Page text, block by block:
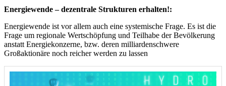
Energiewende – dezentrale Strukturen erhalten!:
Energiewende ist vor allem auch eine systemische Frage. Es ist die
Frage um regionale Wertschöpfung und Teilhabe der Bevölkerung
anstatt Energiekonzerne, bzw. deren milliardenschwere
Großaktionäre noch reicher werden zu lassen